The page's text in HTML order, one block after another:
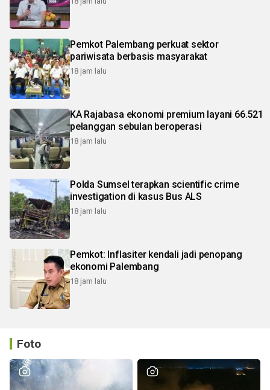
Pemkot Palembang perkuat sektor
pariwisata berbasis masyarakat
18 jam lalu
KA Rajabasa ekonomi premium layani 66.521
pelanggan sebulan beroperasi
18 jam lalu
Polda Sumsel terapkan scientific crime
investigation di kasus Bus ALS
18 jam lalu
Pemkot: Inflasiter kendali jadi penopang
ekonomi Palembang
18 jam lalu
Foto